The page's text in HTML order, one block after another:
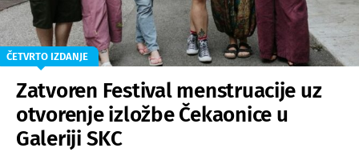
ČETVRTO IZDANJE
Zatvoren Festival menstruacije uz
otvorenje izložbe Čekaonice u
Galeriji SKC